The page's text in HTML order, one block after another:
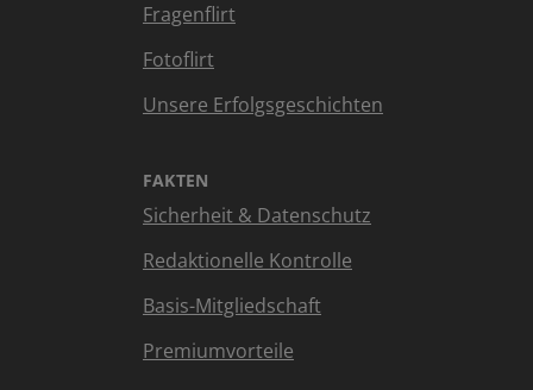
Fragenflirt
Fotoflirt
Unsere Erfolgsgeschichten
FAKTEN
Sicherheit & Datenschutz
Redaktionelle Kontrolle
Basis-Mitgliedschaft
Premiumvorteile